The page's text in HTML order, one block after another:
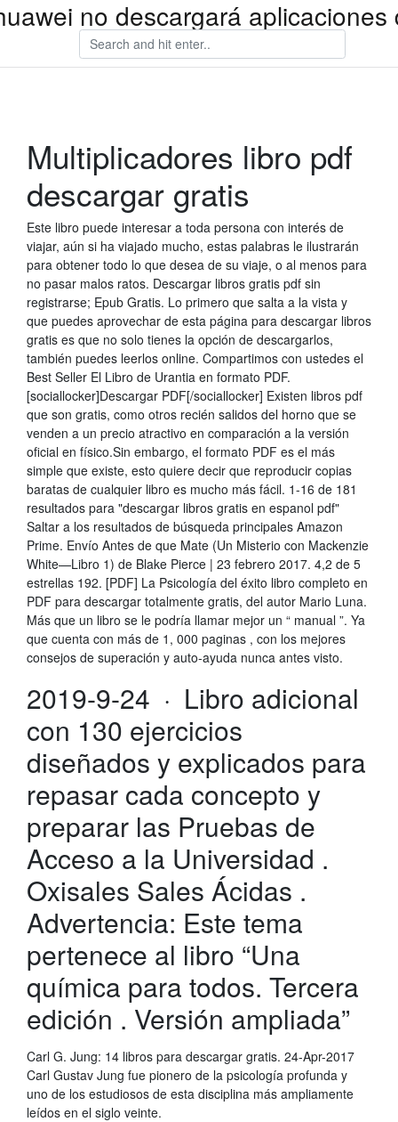
no descargará aplicaciones
Multiplicadores libro pdf
descargar gratis
Este libro puede interesar a toda persona con interés de
viajar, aún si ha viajado mucho, estas palabras le ilustrarán
para obtener todo lo que desea de su viaje, o al menos para
no pasar malos ratos. Descargar libros gratis pdf sin
registrarse; Epub Gratis. Lo primero que salta a la vista y
que puedes aprovechar de esta página para descargar libros
gratis es que no solo tienes la opción de descargarlos,
también puedes leerlos online. Compartimos con ustedes el
Best Seller El Libro de Urantia en formato PDF.
[sociallocker]Descargar PDF[/sociallocker] Existen libros pdf
que son gratis, como otros recién salidos del horno que se
venden a un precio atractivo en comparación a la versión
oficial en físico.Sin embargo, el formato PDF es el más
simple que existe, esto quiere decir que reproducir copias
baratas de cualquier libro es mucho más fácil. 1-16 de 181
resultados para "descargar libros gratis en espanol pdf"
Saltar a los resultados de búsqueda principales Amazon
Prime. Envío Antes de que Mate (Un Misterio con Mackenzie
White—Libro 1) de Blake Pierce | 23 febrero 2017. 4,2 de 5
estrellas 192. [PDF] La Psicología del éxito libro completo en
PDF para descargar totalmente gratis, del autor Mario Luna.
Más que un libro se le podría llamar mejor un “ manual ”. Ya
que cuenta con más de 1, 000 paginas , con los mejores
consejos de superación y auto-ayuda nunca antes visto.
2019-9-24 · Libro adicional
con 130 ejercicios
diseñados y explicados para
repasar cada concepto y
preparar las Pruebas de
Acceso a la Universidad .
Oxisales Sales Ácidas .
Advertencia: Este tema
pertenece al libro “Una
química para todos. Tercera
edición . Versión ampliada”
Carl G. Jung: 14 libros para descargar gratis. 24-Apr-2017
Carl Gustav Jung fue pionero de la psicología profunda y
uno de los estudiosos de esta disciplina más ampliamente
leídos en el siglo veinte.